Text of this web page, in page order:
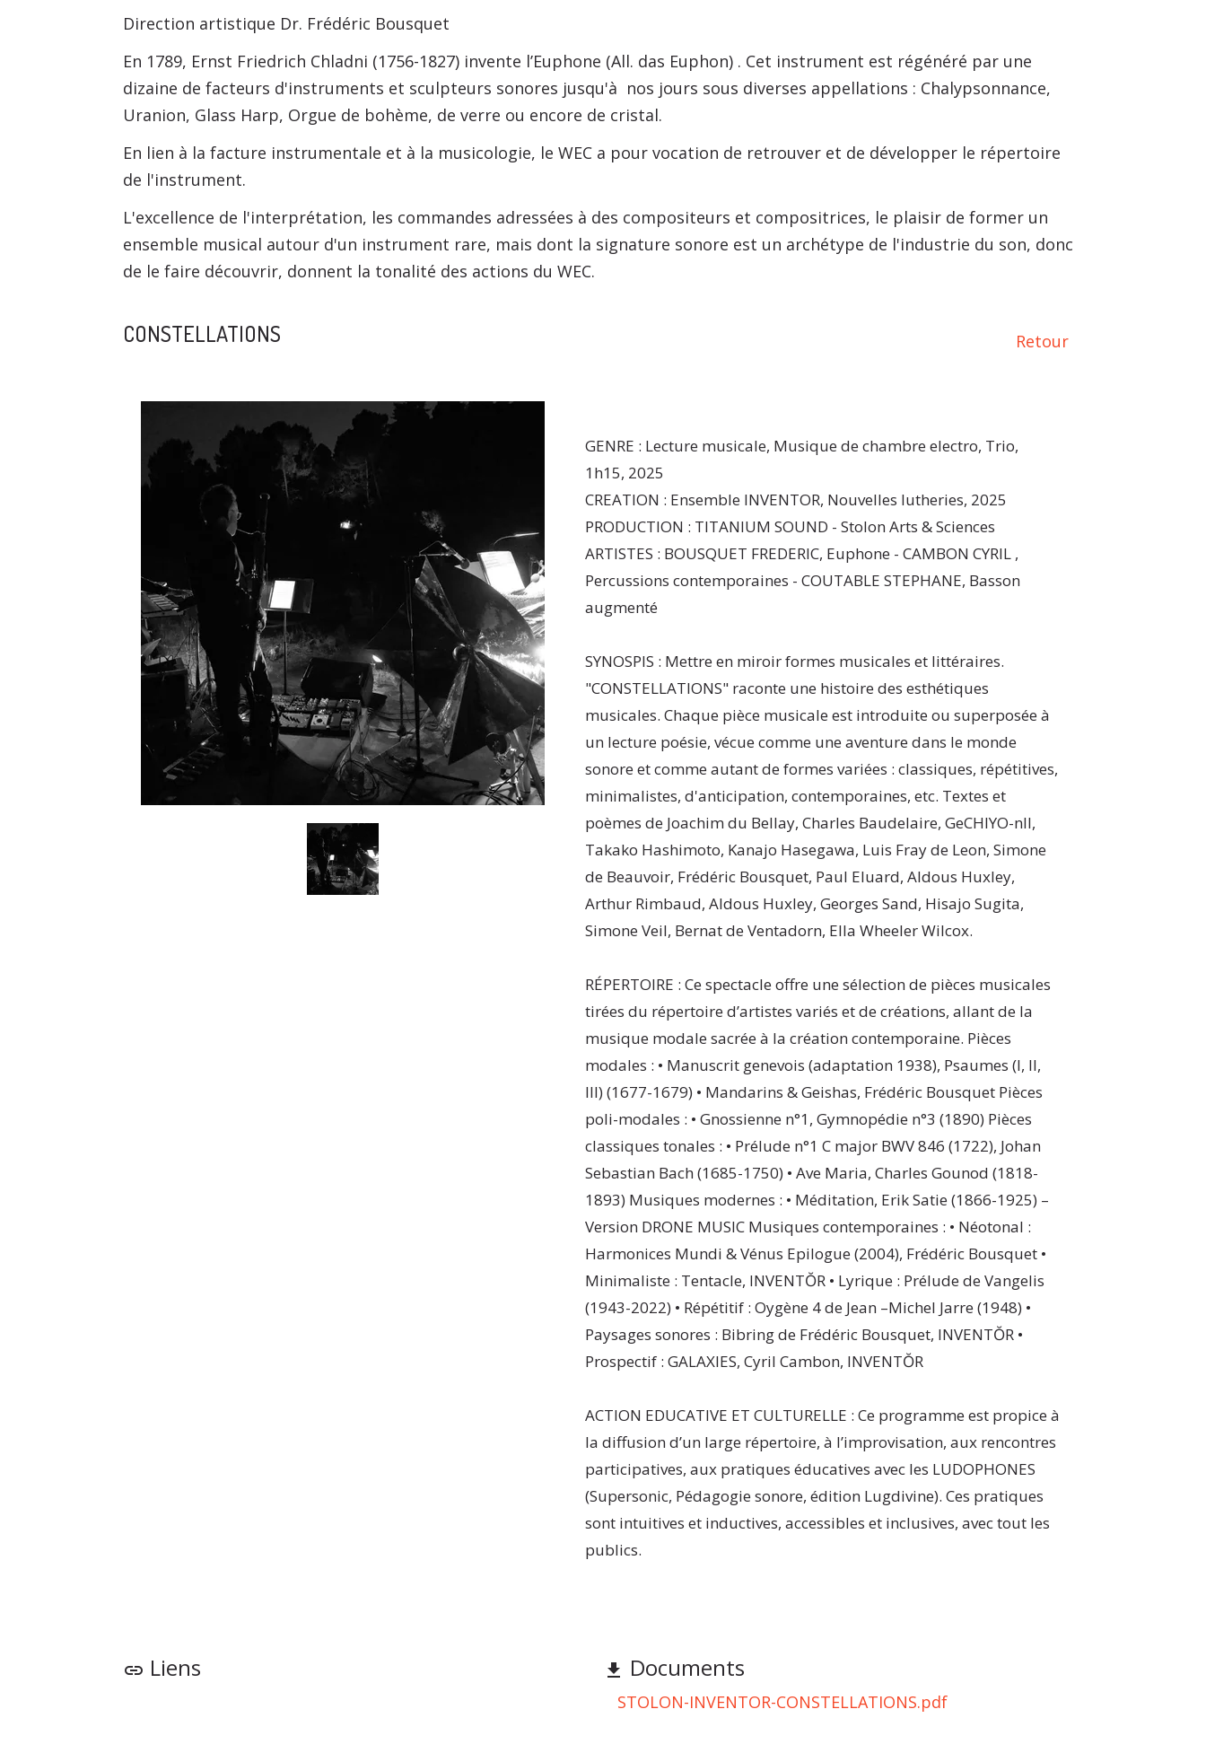
Direction artistique Dr. Frédéric Bousquet
En 1789, Ernst Friedrich Chladni (1756-1827) invente l’Euphone (All. das Euphon) . Cet instrument est régénéré par une
dizaine de facteurs d'instruments et sculpteurs sonores jusqu'à nos jours sous diverses appellations : Chalypsonnance,
Uranion, Glass Harp, Orgue de bohème, de verre ou encore de cristal.
En lien à la facture instrumentale et à la musicologie, le WEC a pour vocation de retrouver et de développer le répertoire
de l'instrument.
L'excellence de l'interprétation, les commandes adressées à des compositeurs et compositrices, le plaisir de former un
ensemble musical autour d'un instrument rare, mais dont la signature sonore est un archétype de l'industrie du son, donc
de le faire découvrir, donnent la tonalité des actions du WEC.
Retour
CONSTELLATIONS
GENRE : Lecture musicale, Musique de chambre electro, Trio,
1h15, 2025
CREATION : Ensemble INVENTOR, Nouvelles lutheries, 2025
PRODUCTION : TITANIUM SOUND - Stolon Arts & Sciences
ARTISTES : BOUSQUET FREDERIC, Euphone - CAMBON CYRIL ,
Percussions contemporaines - COUTABLE STEPHANE, Basson
augmenté
SYNOSPIS : Mettre en miroir formes musicales et littéraires.
"CONSTELLATIONS" raconte une histoire des esthétiques
musicales. Chaque pièce musicale est introduite ou superposée à
un lecture poésie, vécue comme une aventure dans le monde
sonore et comme autant de formes variées : classiques, répétitives,
minimalistes, d'anticipation, contemporaines, etc. Textes et
poèmes de Joachim du Bellay, Charles Baudelaire, GeCHIYO-nII,
Takako Hashimoto, Kanajo Hasegawa, Luis Fray de Leon, Simone
de Beauvoir, Frédéric Bousquet, Paul Eluard, Aldous Huxley,
Arthur Rimbaud, Aldous Huxley, Georges Sand, Hisajo Sugita,
Simone Veil, Bernat de Ventadorn, Ella Wheeler Wilcox.
RÉPERTOIRE : Ce spectacle offre une sélection de pièces musicales
tirées du répertoire d’artistes variés et de créations, allant de la
musique modale sacrée à la création contemporaine. Pièces
modales : • Manuscrit genevois (adaptation 1938), Psaumes (I, II,
III) (1677-1679) • Mandarins & Geishas, Frédéric Bousquet Pièces
poli-modales : • Gnossienne n°1, Gymnopédie n°3 (1890) Pièces
classiques tonales : • Prélude n°1 C major BWV 846 (1722), Johan
Sebastian Bach (1685-1750) • Ave Maria, Charles Gounod (1818-
1893) Musiques modernes : • Méditation, Erik Satie (1866-1925) –
Version DRONE MUSIC Musiques contemporaines : • Néotonal :
Harmonices Mundi & Vénus Epilogue (2004), Frédéric Bousquet •
Minimaliste : Tentacle, INVENTŎR • Lyrique : Prélude de Vangelis
(1943-2022) • Répétitif : Oygène 4 de Jean –Michel Jarre (1948) •
Paysages sonores : Bibring de Frédéric Bousquet, INVENTŎR •
Prospectif : GALAXIES, Cyril Cambon, INVENTŎR
ACTION EDUCATIVE ET CULTURELLE : Ce programme est propice à
la diffusion d’un large répertoire, à l’improvisation, aux rencontres
participatives, aux pratiques éducatives avec les LUDOPHONES
(Supersonic, Pédagogie sonore, édition Lugdivine). Ces pratiques
sont intuitives et inductives, accessibles et inclusives, avec tout les
publics.
link Liens file_download Documents
STOLON-INVENTOR-CONSTELLATIONS.pdf